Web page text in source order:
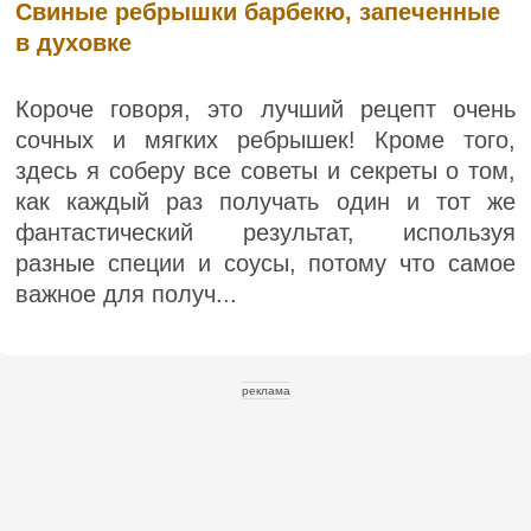
Свиные ребрышки барбекю, запеченные
в духовке
Короче говоря, это лучший рецепт очень
сочных и мягких ребрышек! Кроме того,
здесь я соберу все советы и секреты о том,
как каждый раз получать один и тот же
фантастический результат, используя
разные специи и соусы, потому что самое
важное для получ...
реклама